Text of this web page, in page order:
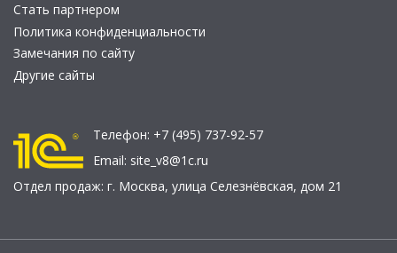
Стать партнером
Политика конфиденциальности
Замечания по сайту
Другие сайты
Телефон: +7 (495) 737-92-57
Email: site_v8@1c.ru
Отдел продаж: г. Москва, улица Селезнёвская, дом 21